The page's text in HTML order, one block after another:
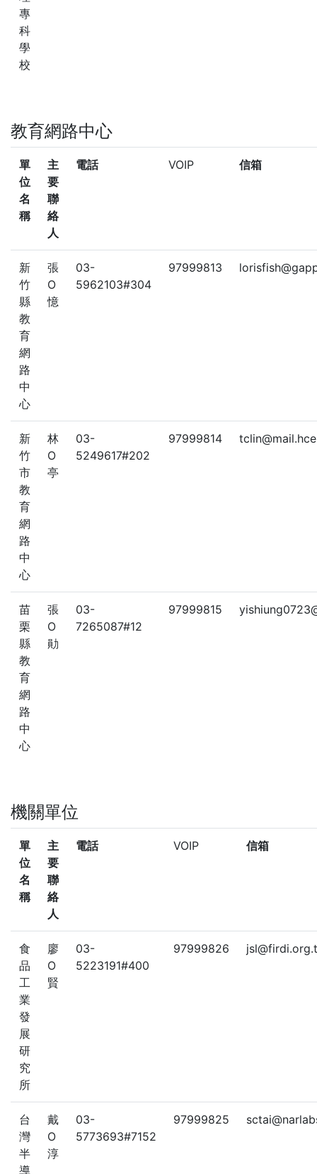
專
科
學
校
教育網路中心
單
位
名
稱
主
要
聯
絡
人
電話 VOIP 信箱
新
竹
縣
教
育
網
路
中
心
張
O
憶
03-
5962103#304
97999813
新
竹
市
教
育
網
路
中
心
林
O
亭
03-
5249617#202
97999814
苗
栗
縣
教
育
網
路
中
心
張
O
勛
03-
7265087#12
97999815
機關單位
單
位
名
稱
主
要
聯
絡
人
電話 VOIP 信箱
食
品
工
業
發
展
研
究
所
廖
O
賢
03-
5223191#400
97999826
台
灣
半
導
戴
O
淳
03-
5773693#7152
97999825